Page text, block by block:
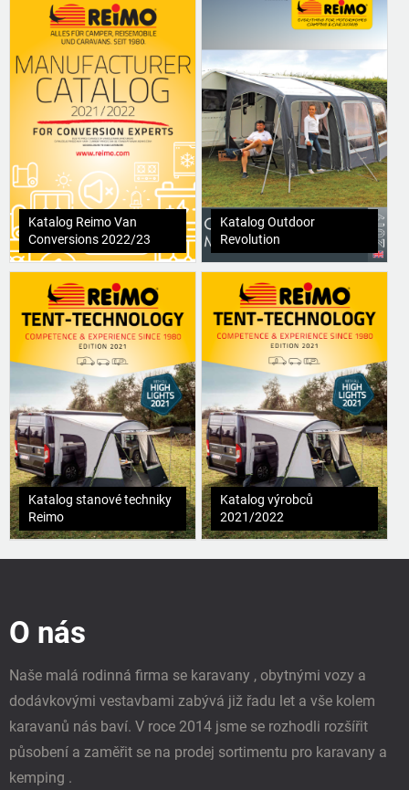
Katalog Reimo Van
Conversions 2022/23
Katalog Outdoor
Revolution
Katalog stanové techniky
Reimo
Katalog výrobců
2021/2022
O nás
Naše malá rodinná firma se karavany , obytnými vozy a
dodávkovými vestavbami zabývá již řadu let a vše kolem
karavanů nás baví. V roce 2014 jsme se rozhodli rozšířit
působení a zaměřit se na prodej sortimentu pro karavany a
kemping .